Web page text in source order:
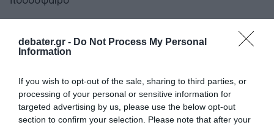
debater.gr - Do Not Process My Personal
Information
If you wish to opt-out of the sale, sharing to third parties, or
processing of your personal or sensitive information for
targeted advertising by us, please use the below opt-out
section to confirm your selection. Please note that after your
25.01.2023 - 20:23